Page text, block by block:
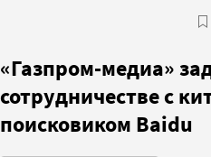
«Газпром-медиа»
сотрудничестве с
поисковиком Baidu